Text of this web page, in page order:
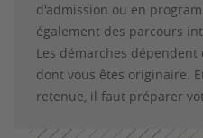
d'admission ou en
également des parcours
Les démarches
dont vous êtes originaire.
retenue, il faut préparer